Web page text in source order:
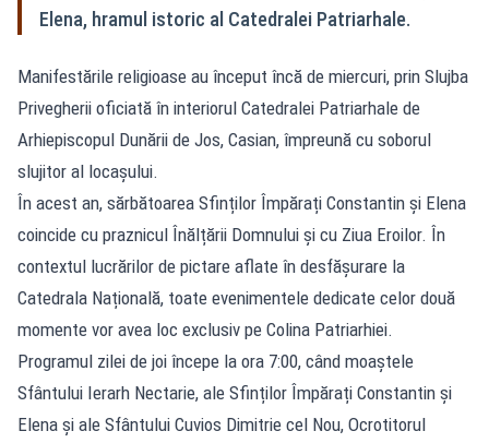
Elena, hramul istoric al Catedralei Patriarhale.
Manifestările religioase au început încă de miercuri, prin Slujba
Privegherii oficiată în interiorul Catedralei Patriarhale de
Arhiepiscopul Dunării de Jos, Casian, împreună cu soborul
slujitor al locașului.
În acest an, sărbătoarea Sfinților Împărați Constantin și Elena
coincide cu praznicul Înălțării Domnului și cu Ziua Eroilor. În
contextul lucrărilor de pictare aflate în desfășurare la
Catedrala Națională, toate evenimentele dedicate celor două
momente vor avea loc exclusiv pe Colina Patriarhiei.
Programul zilei de joi începe la ora 7:00, când moaștele
Sfântului Ierarh Nectarie, ale Sfinților Împărați Constantin și
Elena și ale Sfântului Cuvios Dimitrie cel Nou, Ocrotitorul